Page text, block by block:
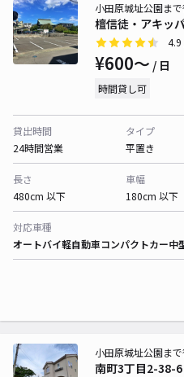
檀信徒・アキッ
小田原城址公園ま
4.9
¥600〜 / 日
時間貸し可
貸出時間
24時間営業
タイプ
平置き
長さ
480cm 以下
車幅
180cm 以下
対応車種
オートバイ軽自動車コンパクトカー中
南町3丁目2-38-
小田原城址公園ま